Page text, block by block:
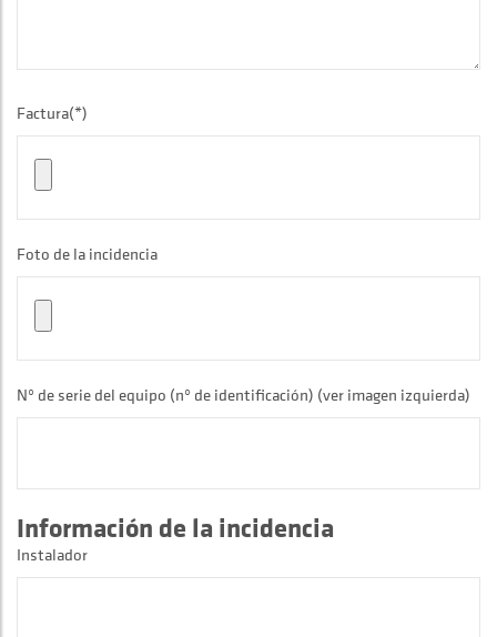
Factura(*)
Foto de la incidencia
Nº de serie del equipo (nº de identificación) (ver imagen izquierda)
Información de la incidencia
Instalador